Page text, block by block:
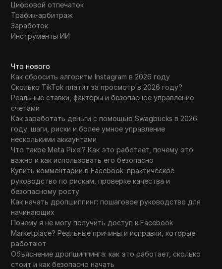
Twitch
Twitter/X
Upwork
Vimeo
VKontakte
Walmart Marketplace
Wayfair
WebMoney
WeChat
Western Union
WhatsApp Business
Wish
Yahoo Gemini
YouTube
Цифровой отпечаток
Трафик-арбитраж
Заработок
Инструменты ИИ
Что нового
Как сбросить алгоритм Instagram в 2026 году
Сколько TikTok платит за просмотр в 2026 году?
Реальные ставки, факторы и безопасное управление
счетами
Как заработать деньги с помощью Swagbucks в 2026
году: шаги, риски и более умное управление
несколькими аккаунтами
Что такое Meta Pixel? Как это работает, почему это
важно и как использовать его безопасно
Купить комментарии в Facebook: практическое
руководство по рискам, проверке качества и
безопасному росту
Как начать дропшиппинг: пошаговое руководство для
начинающих
Почему я не могу получить доступ к Facebook
Marketplace? Реальные причины и исправки, которые
работают
Объяснение дропшиппинга: как это работает, сколько
стоит и как безопасно начать